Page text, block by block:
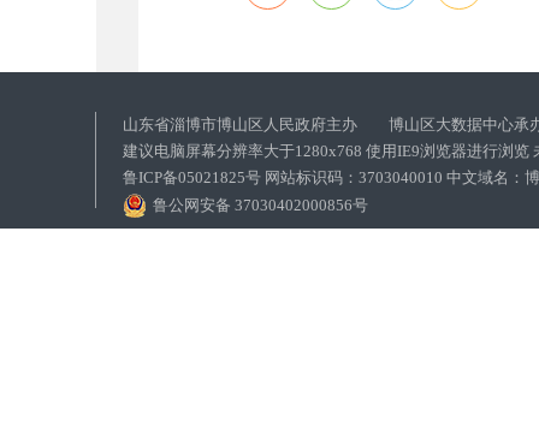
山东省淄博市博山区人民政府主办 博山区大数据中心承
建议电脑屏幕分辨率大于1280x768 使用IE9浏览器进行浏览
鲁ICP备05021825号 网站标识码：3703040010 中文域名：
鲁公网安备 37030402000856号